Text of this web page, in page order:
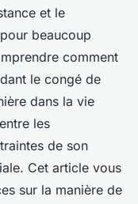
le congé
et le
beaucoup
comment
le congé de
dans la vie
les
de son
Cet article vous
sur la manière de